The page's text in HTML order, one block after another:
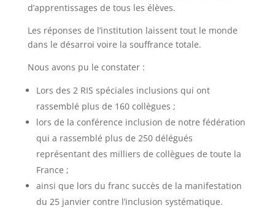
d’apprentissages de tous les élèves.
Les réponses de l’institution laissent tout le monde
dans le désarroi voire la souffrance totale.
Nous avons pu le constater :
Lors des 2 RIS spéciales inclusions qui ont
rassemblé plus de 160 collègues ;
lors de la conférence inclusion de notre fédération
qui a rassemblé plus de 250 délégués
représentant des milliers de collègues de toute la
France ;
ainsi que lors du franc succès de la manifestation
du 25 janvier contre l’inclusion systématique.